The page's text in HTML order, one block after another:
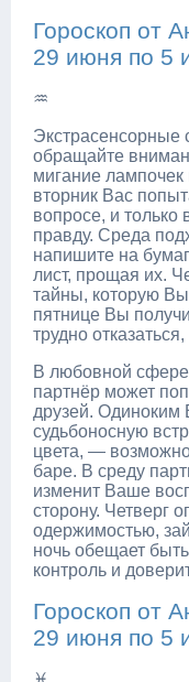
Гороскоп от
29 июня по 5
♒
Экстрасенсорные
обращайте
мигание
вторник Вас
вопросе, и только
правду. Среда
напишите на
лист, прощая их.
тайны, которую
пятнице Вы
трудно
В любовной
партнёр может
друзей. Одиноким
судьбоносную
цвета, —
баре. В среду
изменит Ваше
сторону. Четверг
одержимостью,
ночь обещает
контроль и
Гороскоп от
29 июня по 5